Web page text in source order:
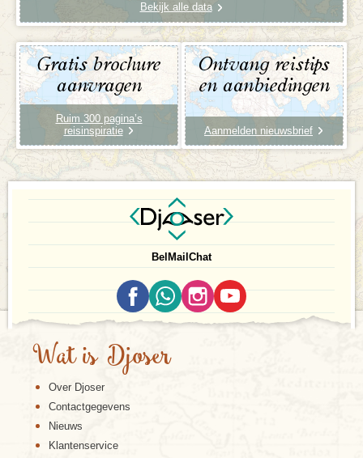
Bekijk alle data
Gratis brochure
aanvragen
Ruim 300 pagina’s
reisinspiratie
Ontvang reistips
en aanbiedingen
Aanmelden nieuwsbrief
Bel Mail Chat
Wat is Djoser
Over Djoser
Contactgegevens
Nieuws
Klantenservice